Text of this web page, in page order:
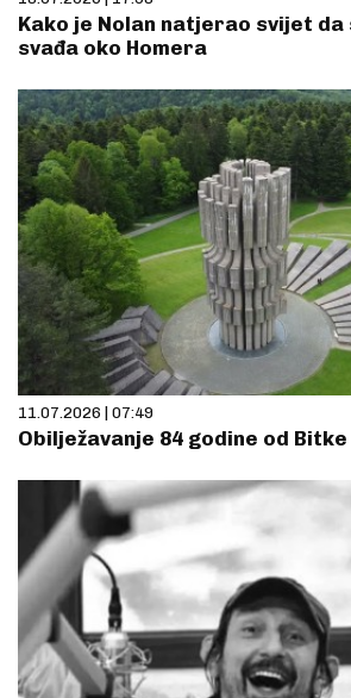
Kako je Nolan natjerao svijet da
svađa oko Homera
11.07.2026 | 07:49
Obilježavanje 84 godine od